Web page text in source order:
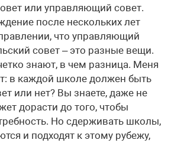
или управляющий совет.
после нескольких лет
что управляющий
совет – это разные вещи.
знают, в чем разница. Меня
в каждой школе должен быть
или нет? Вы знаете, даже не
дорасти до того, чтобы
Но сдерживать школы,
и подходят к этому рубежу,